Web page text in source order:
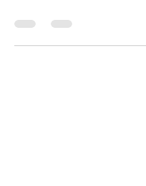
entière, le microbiote